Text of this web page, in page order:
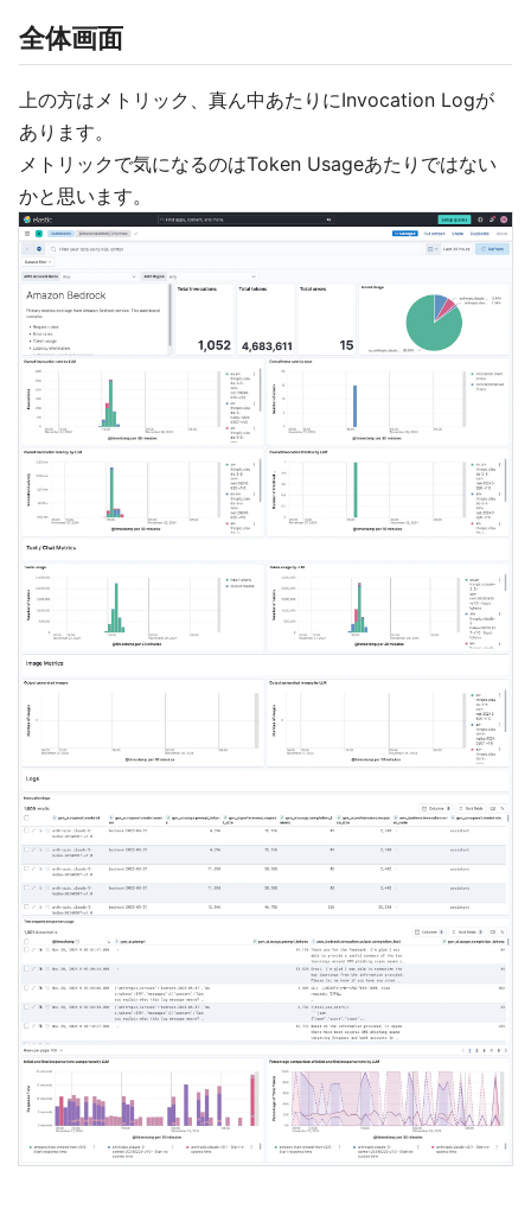
全体画面
上の方はメトリック、真ん中あたりにInvocation Logが
あります。
メトリックで気になるのはToken Usageあたりではない
かと思います。